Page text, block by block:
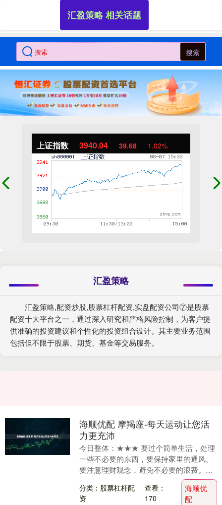
搜索
上证指数 3940.04 39.68 1.02%
汇盈策略
汇盈策略,配资炒股,股票杠杆配资,实盘配资公司⑦是股票
配资十大平台之一，通过深入研究和严格风险控制，为客户提
供准确的投资建议和个性化的投资组合设计。其主要业务范围
包括但不限于股票、期货、基金等交易服务。
汇盈策略 相关话题
海顺优配 摩羯座-每天运动让您活
力更充沛
今日整体：★★★ 要过个简单生活，处理
一些不必要的东西，要保持家里的通风。
要注意理财观念，避免不必要的浪费。可
以去游泳或接近大自然，加强体力。就不
要吃加工的食品....
分类：股票杠杆配
资
查看：
170
海顺优
配